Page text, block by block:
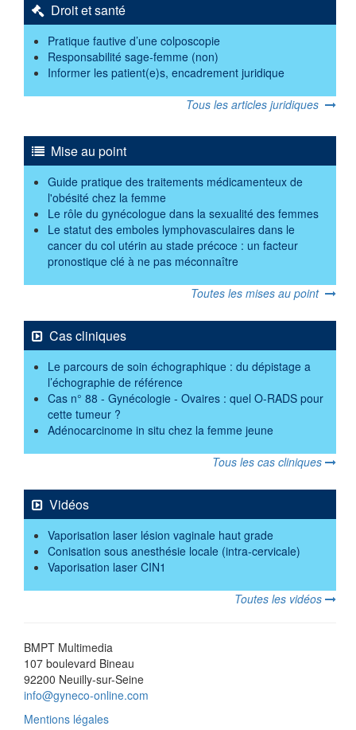
Droit et santé
Pratique fautive d’une colposcopie
Responsabilité sage-femme (non)
Informer les patient(e)s, encadrement juridique
Tous les articles juridiques
Mise au point
Guide pratique des traitements médicamenteux de
l'obésité chez la femme
Le rôle du gynécologue dans la sexualité des femmes
Le statut des emboles lymphovasculaires dans le
cancer du col utérin au stade précoce : un facteur
pronostique clé à ne pas méconnaître
Toutes les mises au point
Cas cliniques
Le parcours de soin échographique : du dépistage a
l’échographie de référence
Cas n° 88 - Gynécologie - Ovaires : quel O-RADS pour
cette tumeur ?
Adénocarcinome in situ chez la femme jeune
Tous les cas cliniques
Vidéos
Vaporisation laser lésion vaginale haut grade
Conisation sous anesthésie locale (intra-cervicale)
Vaporisation laser CIN1
Toutes les vidéos
BMPT Multimedia
107 boulevard Bineau
92200 Neuilly-sur-Seine
info@gyneco-online.com
Mentions légales